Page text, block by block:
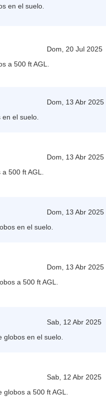
en el suelo.
Dom, 20 Jul 2025
a 500 ft AGL.
Dom, 13 Abr 2025
el suelo.
Dom, 13 Abr 2025
500 ft AGL.
Dom, 13 Abr 2025
en el suelo.
Dom, 13 Abr 2025
a 500 ft AGL.
Sab, 12 Abr 2025
globos en el suelo.
Sab, 12 Abr 2025
a 500 ft AGL.